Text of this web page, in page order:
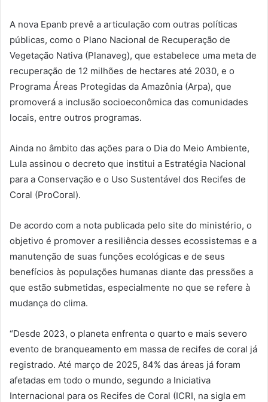
A nova Epanb prevê a articulação com outras políticas
públicas, como o Plano Nacional de Recuperação de
Vegetação Nativa (Planaveg), que estabelece uma meta de
recuperação de 12 milhões de hectares até 2030, e o
Programa Áreas Protegidas da Amazônia (Arpa), que
promoverá a inclusão socioeconômica das comunidades
locais, entre outros programas.
Ainda no âmbito das ações para o Dia do Meio Ambiente,
Lula assinou o decreto que institui a Estratégia Nacional
para a Conservação e o Uso Sustentável dos Recifes de
Coral (ProCoral).
De acordo com a nota publicada pelo site do ministério, o
objetivo é promover a resiliência desses ecossistemas e a
manutenção de suas funções ecológicas e de seus
benefícios às populações humanas diante das pressões a
que estão submetidas, especialmente no que se refere à
mudança do clima.
“Desde 2023, o planeta enfrenta o quarto e mais severo
evento de branqueamento em massa de recifes de coral já
registrado. Até março de 2025, 84% das áreas já foram
afetadas em todo o mundo, segundo a Iniciativa
Internacional para os Recifes de Coral (ICRI, na sigla em